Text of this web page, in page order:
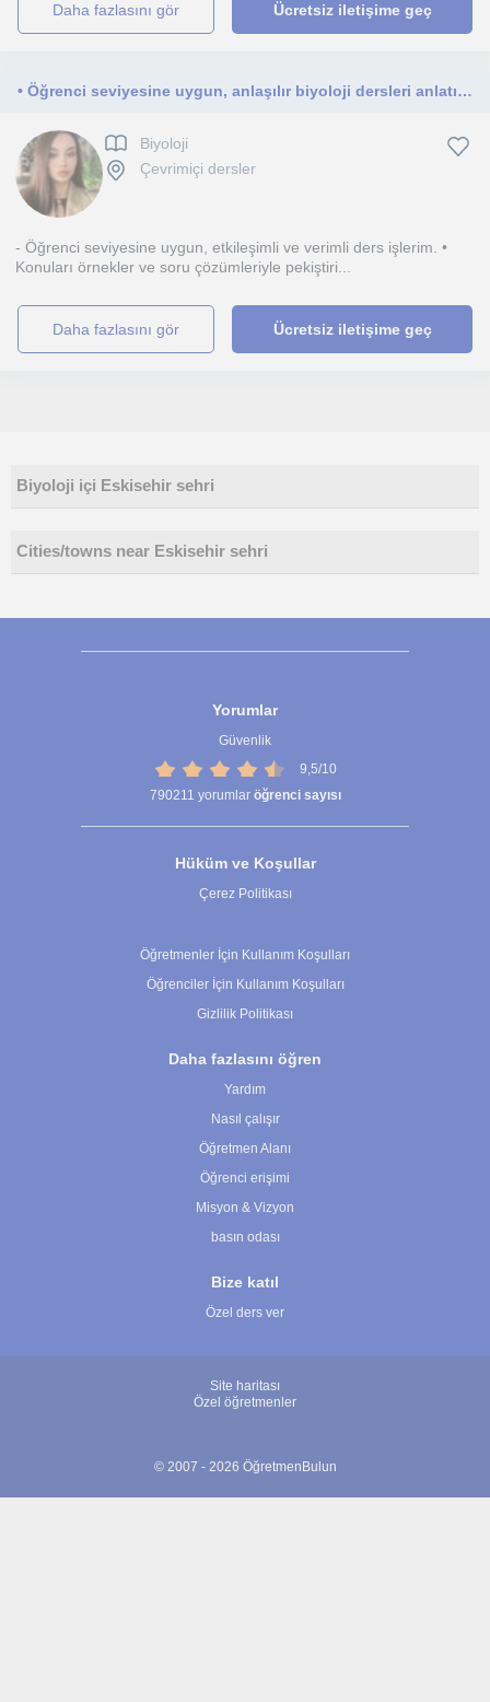
daha fazlasını gör Ücretsiz iletişime geç
• Öğrenci seviyesine uygun, anlaşılır biyoloji dersleri anlatıyorum
Biyoloji
Çevrimiçi dersler
- Öğrenci seviyesine uygun, etkileşimli ve verimli ders işlerim. •
Konuları örnekler ve soru çözümleriyle pekiştiri...
daha fazlasını gör Ücretsiz iletişime geç
Biyoloji içi Eskisehir sehri
Cities/towns near Eskisehir sehri
Yorumlar
Güvenlik
9,5/10
790211 yorumlar öğrenci sayısı
Hüküm ve Koşullar
Çerez Politikası
Öğretmenler İçin Kullanım Koşulları
Öğrenciler İçin Kullanım Koşulları
Gizlilik Politikası
Daha fazlasını öğren
Yardım
Nasıl çalışır
Öğretmen Alanı
Öğrenci erişimi
Misyon & Vizyon
basın odası
Bize katıl
Özel ders ver
Site haritası
Özel öğretmenler
© 2007 - 2026 ÖğretmenBulun